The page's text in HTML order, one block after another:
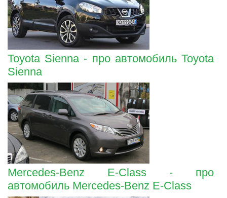
Toyota Sienna - про автомобиль Toyota
Sienna
Mercedes-Benz E-Class - про
автомобиль Mercedes-Benz E-Class